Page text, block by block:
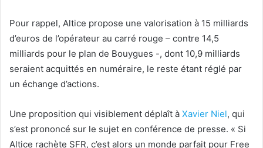
Pour rappel, Altice propose une valorisation à 15 milliards
d’euros de l’opérateur au carré rouge – contre 14,5
milliards pour le plan de Bouygues -, dont 10,9 milliards
seraient acquittés en numéraire, le reste étant réglé par
un échange d’actions.
Une proposition qui visiblement déplaît à Xavier Niel, qui
s’est prononcé sur le sujet en conférence de presse. « Si
Altice rachète SFR, c’est alors un monde parfait pour Free